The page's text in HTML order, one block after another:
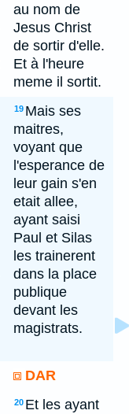
au nom de
Jesus Christ
de sortir d'elle.
Et à l'heure
meme il sortit.
19 Mais ses
maitres,
voyant que
l'esperance de
leur gain s'en
etait allee,
ayant saisi
Paul et Silas
les trainerent
dans la place
publique
devant les
magistrats.
DAR
20 Et les ayant